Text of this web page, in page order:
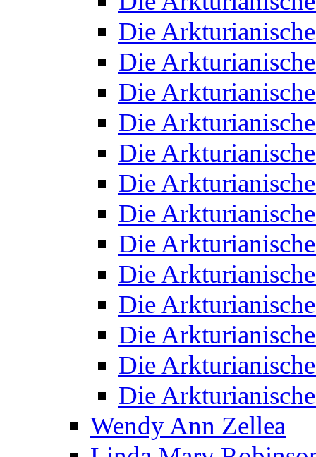
Die
Die
Die
Die
Die
Die
Die
Die
Die
Die
Die
Die
Die
Wendy Ann Zellea